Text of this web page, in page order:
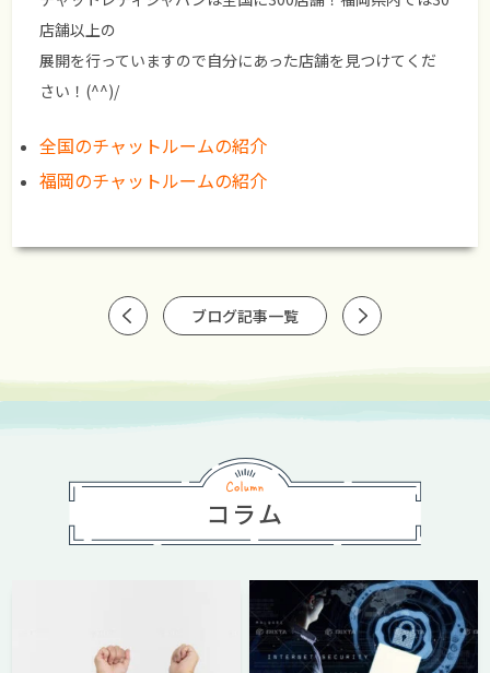
店舗以上の
展開を行っていますので自分にあった店舗を見つけてくだ
さい！(^^)/
全国のチャットルームの紹介
福岡のチャットルームの紹介
ブログ記事一覧
コラム